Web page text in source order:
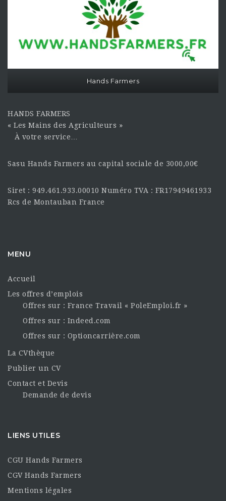
Hands Farmers
HANDS FARMERS
« Les Mains des Agriculteurs »
À votre service…
Sasu Hands Farmers au capital sociale de 3000,00€
Siret : 949.461.933.00010 Numéro TVA : FR17949461933
Rcs de Montauban France
MENU
Accueil
Les offres d’emplois
Offres sur : France Travail « PoleEmploi.fr »
Offres sur : Indeed.com
Offres sur : Optioncarrière.com
La CVthèque
Publier un CV
Contact et Devis
Demande de devis
LIENS UTILES
CGU Hands Farmers
CGV Hands Farmers
Mentions légales